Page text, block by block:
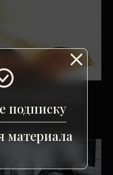
УВИДЕТЬ В
подписку
материала